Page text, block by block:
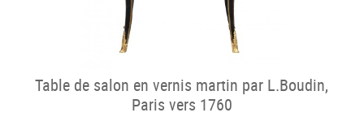
Table de salon en vernis martin par L.Boudin,
Paris vers 1760